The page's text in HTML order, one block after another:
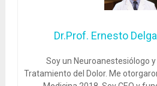
Dr.Prof. Ernesto
Soy un Neuroanestesiólogo y
Tratamiento del Dolor. Me